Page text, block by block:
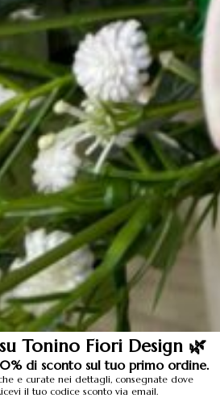
Tonino Fiori Design 🌿
di sconto sul tuo primo ordine.
e curate nei dettagli, consegnate dove
il tuo codice sconto via email.